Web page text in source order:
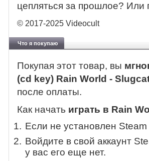
цепляться за прошлое? Или
© 2017-2025 Videocult
Что я покупаю
Покупая этот товар, вы
(cd key) Rain World -
после оплаты.
Как начать играть в Rain
Если не установлен
Войдите в свой аккаунт
у вас его еще нет.